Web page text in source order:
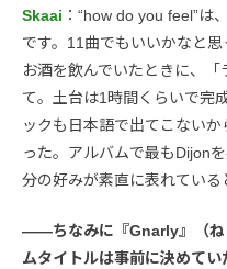
Skaai ：“how do you feel”は
です。11曲でもいいかなと
お酒を飲んでいたときに、
て。土台は1時間くらいで完
ックも日本語で出てこない
った。アルバムで最もDijon
分の好みが素直に表れている
――ちなみに『Gnarly』（ね
ムタイトルは事前に決めてい